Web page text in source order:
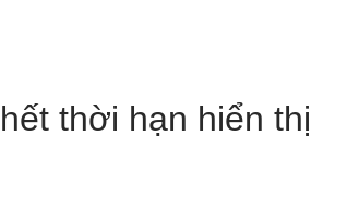
thời hạn hiển thị